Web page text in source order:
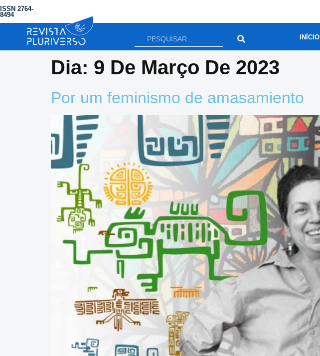
ISSN 2764-
8494
INÍCIO
Dia: 9 De Março De 2023
Por um feminismo de amasamiento